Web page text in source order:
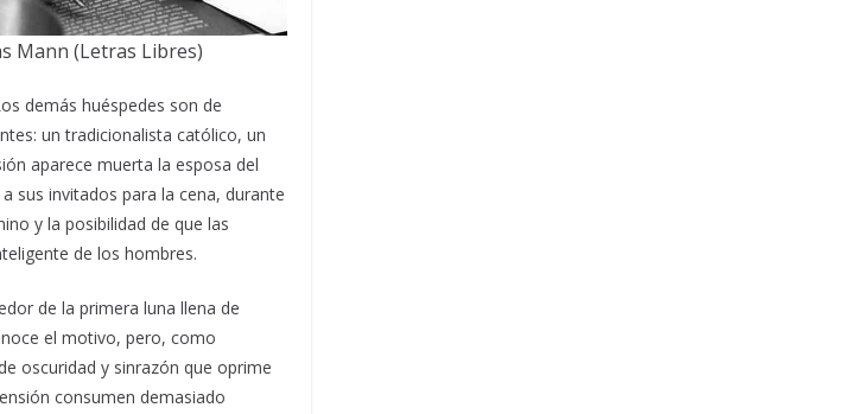
Mann (Letras Libres)
demás huéspedes son de
un tradicionalista católico, un
aparece muerta la esposa del
sus invitados para la cena, durante
y la posibilidad de que las
de los hombres.
de la primera luna llena de
el motivo, pero, como
oscuridad y sinrazón que oprime
consumen demasiado